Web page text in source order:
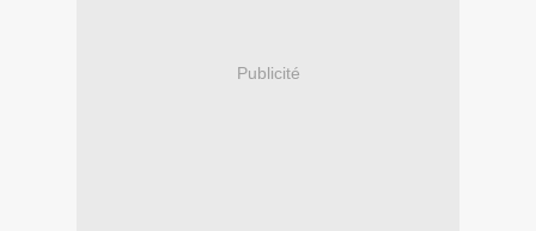
Publicité